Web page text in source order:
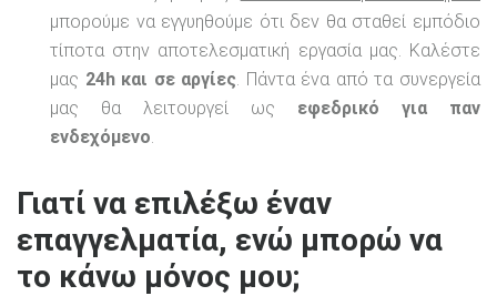
μπορούμε να εγγυηθούμε ότι δεν θα σταθεί εμπόδιο
τίποτα στην αποτελεσματική εργασία μας. Καλέστε
μας 24h και σε αργίες. Πάντα ένα από τα συνεργεία
μας θα λειτουργεί ως εφεδρικό για παν
ενδεχόμενο.
Γιατί να επιλέξω έναν
επαγγελματία, ενώ μπορώ να
το κάνω μόνος μου;